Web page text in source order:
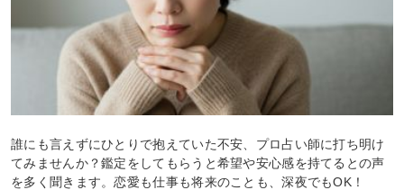
誰にも言えずにひとりで抱えていた不安、プロ占い師に打ち明け
てみませんか？鑑定をしてもらうと希望や安心感を持てるとの声
を多く聞きます。恋愛も仕事も将来のことも、深夜でもOK！